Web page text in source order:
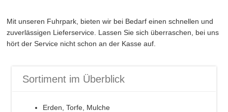
Mit unseren Fuhrpark, bieten wir bei Bedarf einen schnellen und
zuverlässigen Lieferservice. Lassen Sie sich überraschen, bei uns
hört der Service nicht schon an der Kasse auf.
Sortiment im Überblick
Erden, Torfe, Mulche